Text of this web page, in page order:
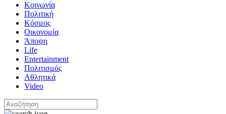
Κοινωνία
Πολιτική
Κόσμος
Οικονομία
Άποψη
Life
Entertainment
Πολιτισμός
Αθλητικά
Video